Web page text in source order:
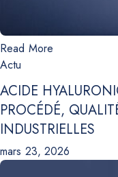
Read More
Actu
ACIDE
PROCÉDÉ,
INDUSTRIELLES
mars 23, 2026